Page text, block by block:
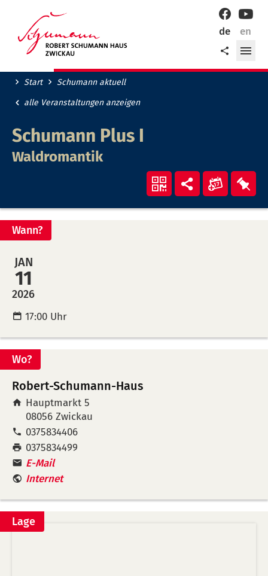
Stadt
de
en
Teilen
Facebook
Start
Schumann aktuell
alle Veranstaltungen anzeigen
Schumann Plus I
Waldromantik
QR-
Code
Teilen
Wann?
JAN
11
2026
17:00 Uhr
Wo?
Robert-Schumann-Haus
Hauptmarkt 5
08056 Zwickau
Tel:
0375834406
Fax:
0375834499
E-Mail
Internet
Lage